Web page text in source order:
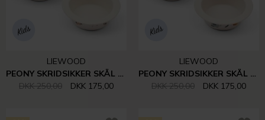
LIEWOOD
PEONY SKRIDSIKKER SKÅL 2 STK. | PEACH/SEA SHELL
DKK 250,00
DKK 175,00
LIEWOOD
PEONY SKRIDSIKKER SKÅL 2 STK. | SAFARI SANDY MIX
DKK 250,00
DKK 175,00